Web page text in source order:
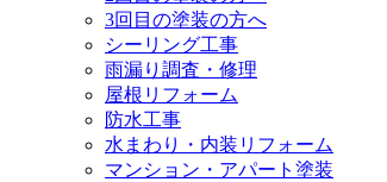
3回目の塗装の方へ
シーリング工事
雨漏り調査・修理
屋根リフォーム
防水工事
水まわり・内装リフォーム
マンション・アパート塗装